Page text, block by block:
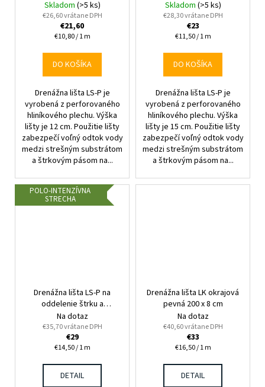
substrátu 200 x 12 cm
Skladom (>5 ks)
€26,60 vrátane DPH
€21,60
Jednotková
€10,80 / 1 m
DO KOŠÍKA
Drenážna lišta LS-P je
vyrobená z perforovaného
hliníkového plechu. Výška
lišty je 12 cm. Použitie lišty
zabezpečí voľný odtok vody
medzi strešným substrátom
a štrkovým pásom na...
substrátu 200 x 15 cm
Skladom (>5 ks)
€28,30 vrátane DPH
€23
Jednotková
€11,50 / 1 m
DO KOŠÍKA
Drenážna lišta LS-P je
vyrobená z perforovaného
hliníkového plechu. Výška
lišty je 15 cm. Použitie lišty
zabezpečí voľný odtok vody
medzi strešným substrátom
a štrkovým pásom na...
POLO-INTENZÍVNA
STRECHA
Drenážna lišta LS-P na
oddelenie štrku a
substrátu 200 x 20 cm
Na dotaz
€35,70 vrátane DPH
€29
Jednotková
€14,50 / 1 m
DETAIL
Drenážna lišta LK okrajová
pevná 200 x 8 cm
Na dotaz
€40,60 vrátane DPH
€33
Jednotková
€16,50 / 1 m
DETAIL